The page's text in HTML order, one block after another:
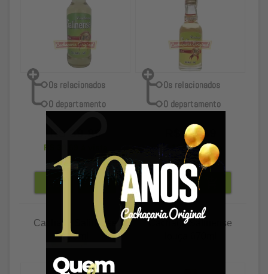
R$ 38,69
R$ 19,89
R$ 19,29à vista
Cachaça Salinense
670ml
Cachaça Salinense